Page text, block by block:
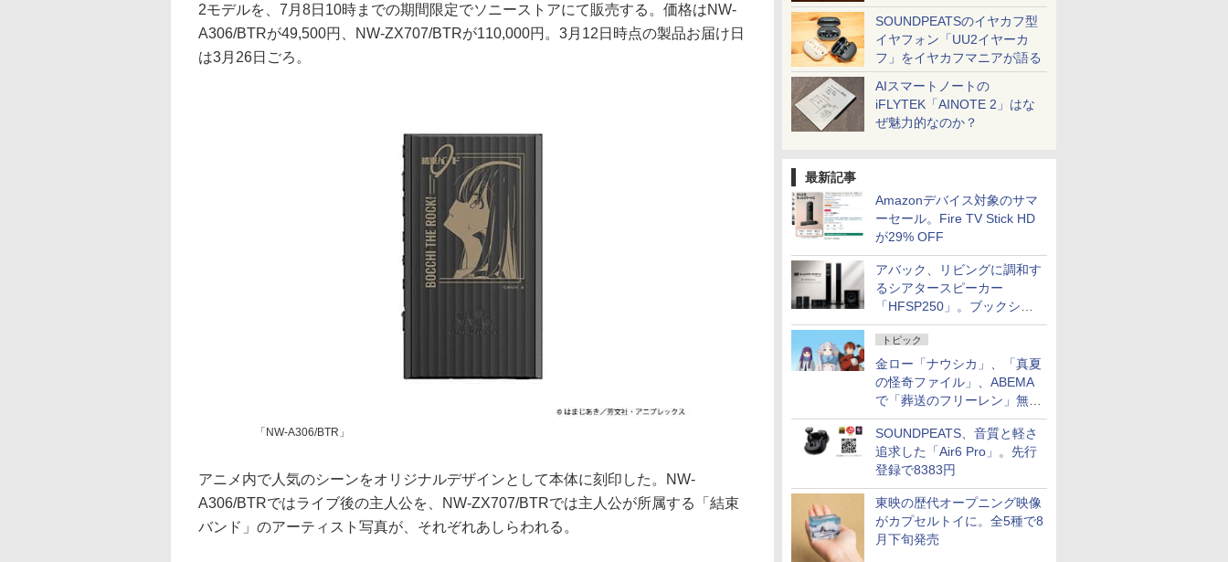
SOUNDPEATSのイヤカフ型
イヤフォン「UU2イヤーカ
フ」をイヤカフマニアが語る
AIスマートノートの
iFLYTEK「AINOTE 2」はな
ぜ魅力的なのか？
最新記事
Amazonデバイス対象のサマ
ーセール。Fire TV Stick HD
が29% OFF
アバック、リビングに調和す
るシアタースピーカー
「HFSP250」。ブックシェ
ルフはペア3万円以下
トピック
金ロー「ナウシカ」、「真夏
の怪奇ファイル」、ABEMA
で「葬送のフリーレン」無料
配信など。夏の特番・配信情
報
SOUNDPEATS、音質と軽さ
追求した「Air6 Pro」。先行
登録で8383円
東映の歴代オープニング映像
がカプセルトイに。全5種で8
月下旬発売
2モデルを、7月8日10時までの期間限定でソニーストアにて販売する。価格はNW-
A306/BTRが49,500円、NW-ZX707/BTRが110,000円。3月12日時点の製品お届け日
は3月26日ごろ。
「NW-A306/BTR」
アニメ内で人気のシーンをオリジナルデザインとして本体に刻印した。NW-
A306/BTRではライブ後の主人公を、NW-ZX707/BTRでは主人公が所属する「結束
バンド」のアーティスト写真が、それぞれあしらわれる。